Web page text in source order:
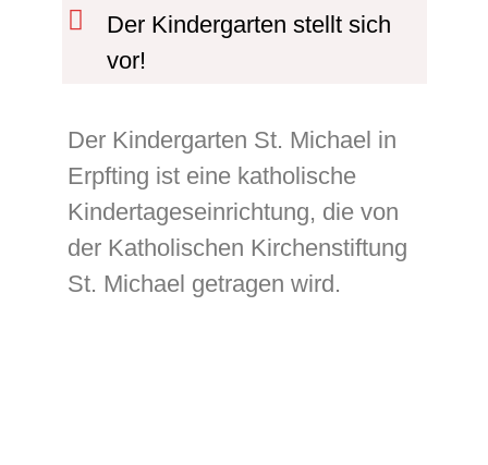
Der Kindergarten stellt sich
vor!
Der Kindergarten St. Michael in
Erpfting ist eine katholische
Kindertageseinrichtung, die von
der Katholischen Kirchenstiftung
St. Michael getragen wird.